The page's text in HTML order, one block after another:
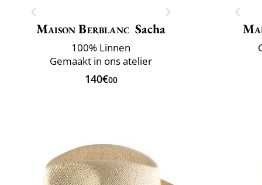
Maison Berblanc Sacha
100% Linnen
Gemaakt in ons atelier
140€00